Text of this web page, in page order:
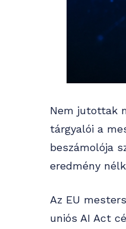
Nem jutottak
tárgyalói a
beszámolója
eredmény
Az EU
uniós AI Act